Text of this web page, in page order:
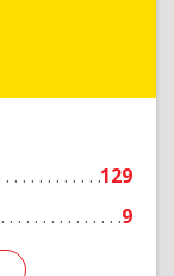
129
9
- Кузбасс,
Подробнее